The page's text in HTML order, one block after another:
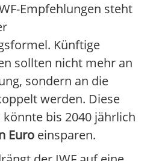
Empfehlungen steht
Künftige
sollten nicht mehr an
sondern an die
werden. Diese
bis 2040 jährlich
Euro einsparen.